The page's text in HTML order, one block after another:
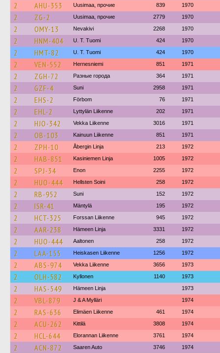
2 AHU-353 Uusimaa, прочие 839 1970
2 ZG-2 Uusimaa, прочие 2779 1970
2 OMY-13 Nevakivi 2268 1970
2 HNM-404 U. T. Tuomi 424 1970
2 HMT-82 U. T. Tuomi 424 1970
2 VEN-552 Hernesniemi 851 1971
2 ZGH-72 Разные города 364 1971
2 GZF-4 Suni 2958 1971
2 EHS-2 Förbom 76 1971
2 EHL-2 Lyttylän Liikenne 202 1971
2 HJO-342 Vekka Liikenne 3016 1971
2 OB-103 Kainuun Liikenne 851 1971
2 ZPH-10 Åbergin Linja 213 1972
2 HAB-851 Kasiniemen Linja 1005 1972
2 SPJ-34 Enon 2255 1972
2 HUO-444 Hellsten Soini 258 1972
2 RB-952 Suni 152 1972
2 ISR-41 Mäntylä 195 1972
2 HCT-325 Forssan Liikenne 945 1972
2 AAR-238 Hämeen Linja 3331 1972
2 HUO-444 Aaltonen 258 1972
2 LAA-155 Heiskasen Liikenne 1256 1972
2 ABS-974 Vekka Liikenne 3656 1973
2 OLH-582 Kyllonen 1140 1973
2 HAS-549 Hämeen Linja 1973
2 VBL-879 J & A Mylläri 1974
2 RAS-636 Elimäen Liikenne 461 1974
2 ACU-262 Kittilä 3808 1974
2 HCL-644 Elorannan Liikenne 3761 1974
2 ACN-872 Saaren Auto 3746 1974